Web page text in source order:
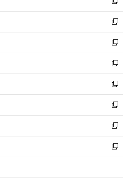
開
く
ィ
ン
ド
ウ
で
開
く
い
ウ
ィ
ン
ド
ウ
で
開
く
新
し
い
ウ
ィ
ン
ド
ウ
で
開
く
新
し
い
ウ
ィ
ン
ド
ウ
で
開
く
新
し
い
ウ
ィ
ン
ド
ウ
で
開
く
新
し
い
ウ
ィ
ン
ド
ウ
で
開
新
し
い
ウ
ィ
ン
ド
ウ
開
新
し
い
ウ
ィ
ン
ウ
新
し
い
ウ
ン
新
し
ウ